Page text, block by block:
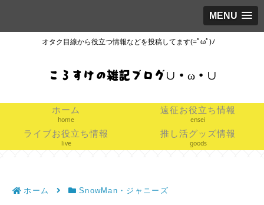
MENU
オタク目線から役立つ情報などを投稿してます(=ﾟωﾟ)ﾉ
ころすけの雑記ブログ∪・ω・∪
ホーム
home
遠征お役立ち情報
ensei
ライブお役立ち情報
live
推し活グッズ情報
goods
ホーム SnowMan・ジャニーズ